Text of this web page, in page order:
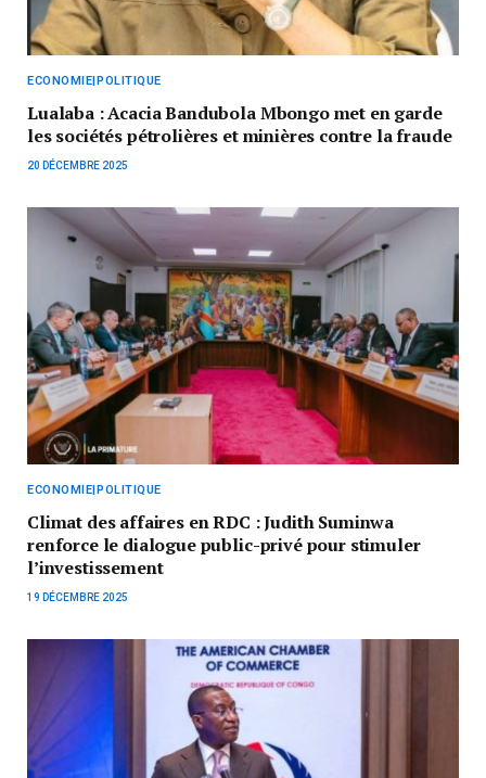
ECONOMIE|POLITIQUE
Lualaba : Acacia Bandubola Mbongo met en garde
les sociétés pétrolières et minières contre la fraude
20 DÉCEMBRE 2025
ECONOMIE|POLITIQUE
Climat des affaires en RDC : Judith Suminwa
renforce le dialogue public-privé pour stimuler
l’investissement
19 DÉCEMBRE 2025